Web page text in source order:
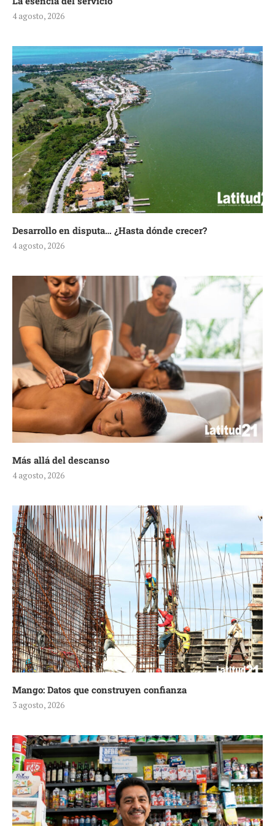
4 agosto, 2026
Desarrollo en disputa… ¿Hasta dónde crecer?
4 agosto, 2026
Más allá del descanso
4 agosto, 2026
Mango: Datos que construyen confianza
3 agosto, 2026